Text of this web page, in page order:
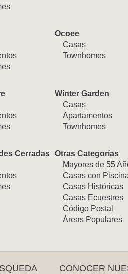
Ocoee
Casas
Townhomes
Winter Garden
Casas
Apartamentos
Townhomes
Cerradas
Otras Categorías
Mayores de 55
Casas con Piscina
Casas Históricas
Casas Ecuestres
Código Postal
Áreas Populares
CONOCER